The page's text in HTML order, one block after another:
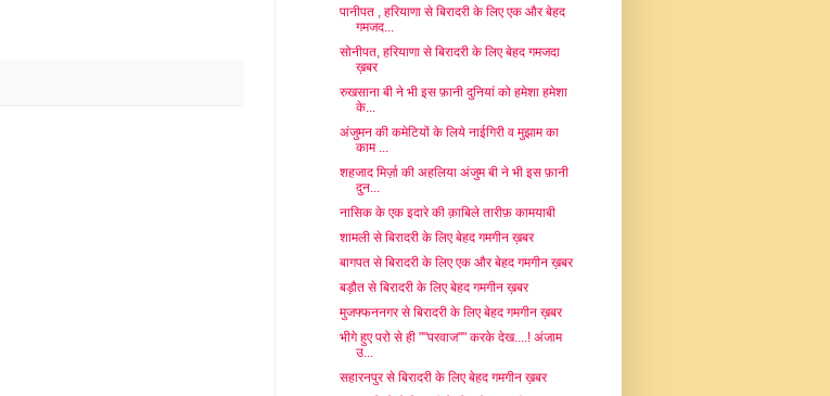
पानीपत , हरियाणा से बिरादरी के लिए एक और बेहद
गमजद...
सोनीपत, हरियाणा से बिरादरी के लिए बेहद गमजदा
ख़बर
रुखसाना बी ने भी इस फ़ानी दुनियां को हमेशा हमेशा
के...
अंजुमन की कमेटियों के लिये नाईगिरी व मुझाम का
काम ...
शहजाद मिर्ज़ा की अहलिया अंजुम बी ने भी इस फ़ानी
दुन...
नासिक के एक इदारे की क़ाबिले तारीफ़ कामयाबी
शामली से बिरादरी के लिए बेहद गमगीन ख़बर
बागपत से बिरादरी के लिए एक और बेहद गमगीन ख़बर
बड़ौत से बिरादरी के लिए बेहद गमगीन ख़बर
मुजफ्फननगर से बिरादरी के लिए बेहद गमगीन ख़बर
भीगे हुए परो से ही ""परवाज"" करके देख....! अंजाम
उ...
सहारनपुर से बिरादरी के लिए बेहद गमगीन ख़बर